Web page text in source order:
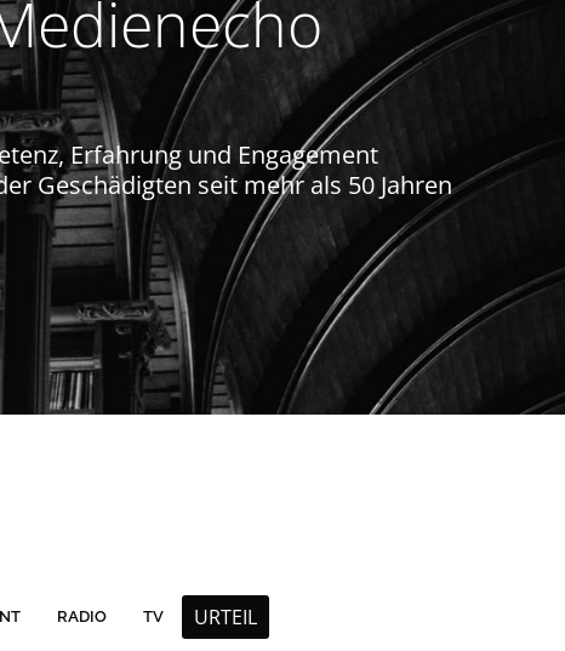
Erfahrung und Engagement
Geschädigten seit mehr als 50 Jahren
RADIO TV URTEIL